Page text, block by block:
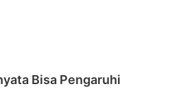
Bisa Pengaruhi